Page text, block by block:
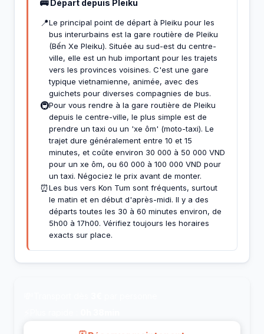
🚌 Départ depuis Pleiku
📍Le principal point de départ à Pleiku pour les
bus interurbains est la gare routière de Pleiku
(Bến Xe Pleiku). Située au sud-est du centre-
ville, elle est un hub important pour les trajets
vers les provinces voisines. C'est une gare
typique vietnamienne, animée, avec des
guichets pour diverses compagnies de bus.
🚇Pour vous rendre à la gare routière de Pleiku
depuis le centre-ville, le plus simple est de
prendre un taxi ou un 'xe ôm' (moto-taxi). Le
trajet dure généralement entre 10 et 15
minutes, et coûte environ 30 000 à 50 000 VND
pour un xe ôm, ou 60 000 à 100 000 VND pour
un taxi. Négociez le prix avant de monter.
⏰Les bus vers Kon Tum sont fréquents, surtout
le matin et en début d'après-midi. Il y a des
départs toutes les 30 à 60 minutes environ, de
5h00 à 17h00. Vérifiez toujours les horaires
exacts sur place.